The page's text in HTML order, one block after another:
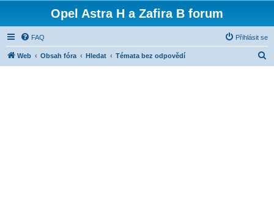
Opel Astra H a Zafira B forum
FAQ Přihlásit se
Web Obsah fóra Hledat Témata bez odpovědí